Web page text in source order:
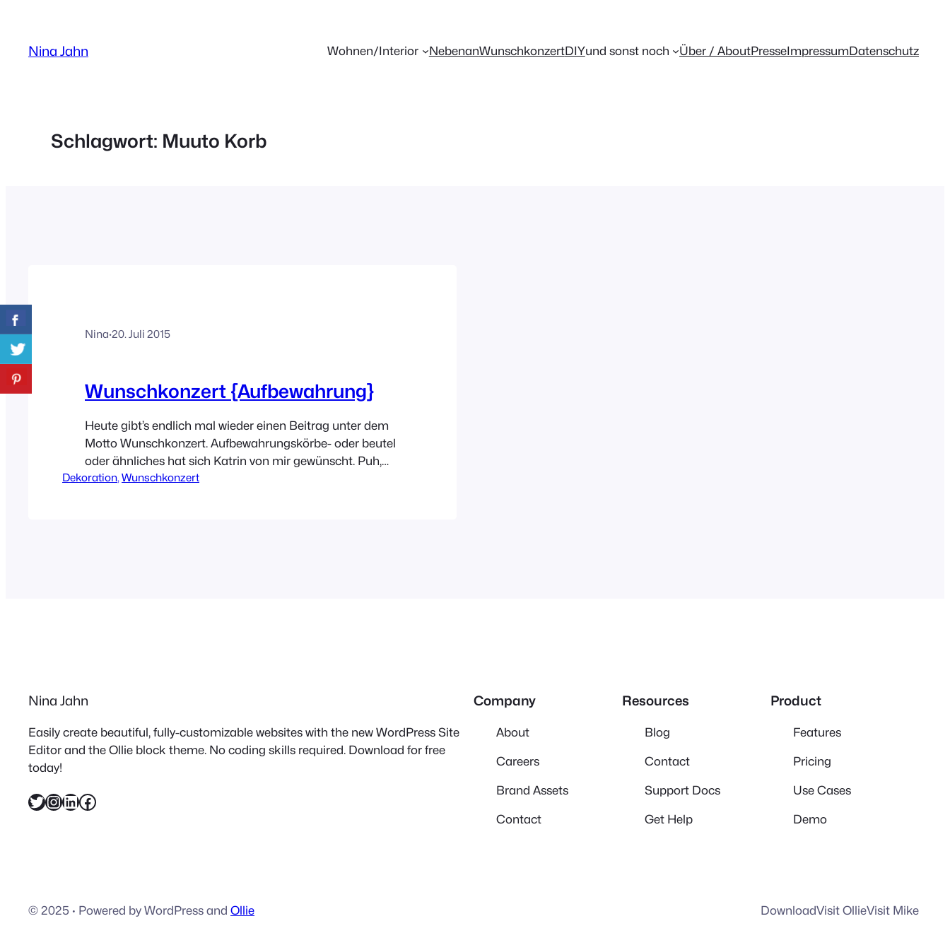
springen
Nina Jahn Wohnen/Interior NebenanWunschkonzertDIYund sonst noch Über / AboutPresseImpressumDatenschutz
Schlagwort: Muuto Korb
Nina·20. Juli 2015
Wunschkonzert {Aufbewahrung}
Heute gibt’s endlich mal wieder einen Beitrag unter dem
Motto Wunschkonzert. Aufbewahrungskörbe- oder beutel
oder ähnliches hat sich Katrin von mir gewünscht. Puh,
das Feld war wieder riesig groß, dass es da zu beackern
Dekoration, Wunschkonzert
Nina Jahn
Easily create beautiful, fully-customizable websites with the new WordPress Site
Editor and the Ollie block theme. No coding skills required. Download for free
today!
Twitter InstagramLinkedIn Facebook
Company
About
Careers
Brand Assets
Contact
Resources
Blog
Contact
Support Docs
Get Help
Product
Features
Pricing
Use Cases
Demo
© 2025 · Powered by WordPress and Ollie DownloadVisit OllieVisit Mike